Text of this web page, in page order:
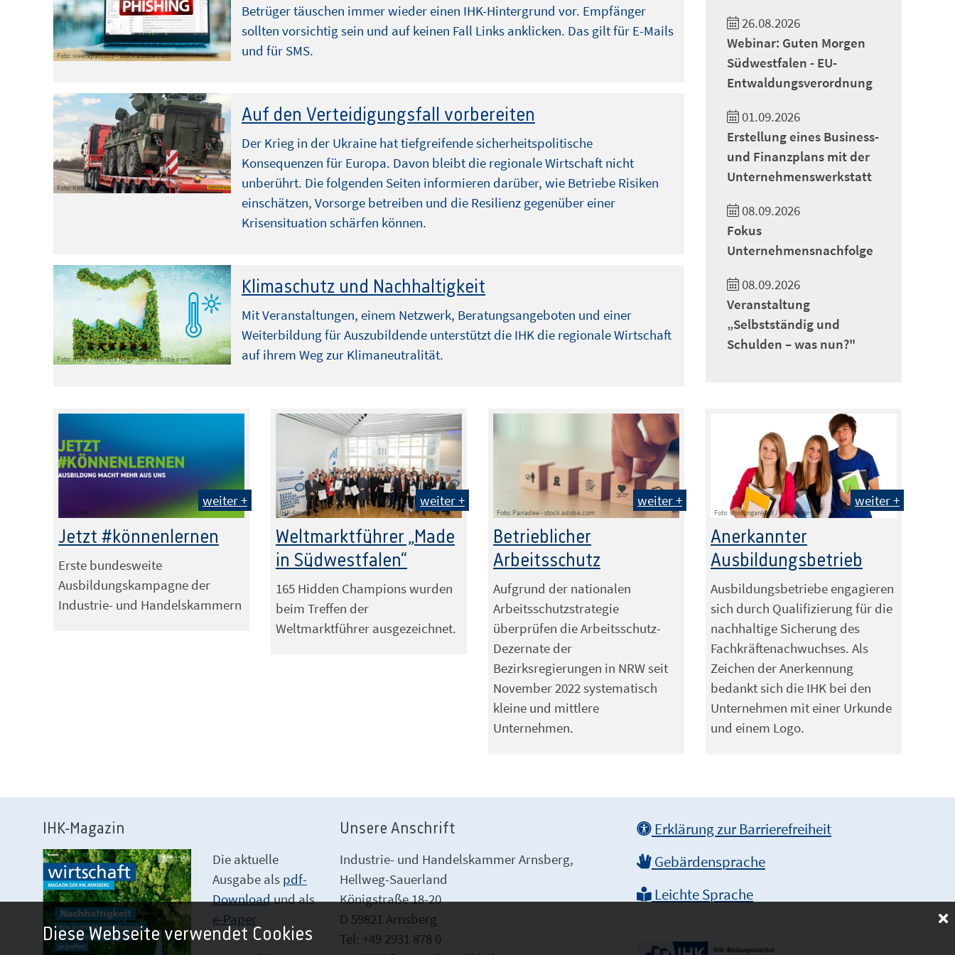
Foto: weerapat1003 - stock.adobe.com
Betrüger täuschen immer wieder einen IHK-Hintergrund vor. Empfänger
sollten vorsichtig sein und auf keinen Fall Links anklicken. Das gilt für E-Mails
und für SMS.
Foto: Kirill Gorlov – stock.adobe.com
Auf den Verteidigungsfall vorbereiten
Der Krieg in der Ukraine hat tiefgreifende sicherheitspolitische
Konsequenzen für Europa. Davon bleibt die regionale Wirtschaft nicht
unberührt. Die folgenden Seiten informieren darüber, wie Betriebe Risiken
einschätzen, Vorsorge betreiben und die Resilienz gegenüber einer
Krisensituation schärfen können.
Foto: malp / Melinda Nagy - stock.adobe.com
Klimaschutz und Nachhaltigkeit
Mit Veranstaltungen, einem Netzwerk, Beratungsangeboten und einer
Weiterbildung für Auszubildende unterstützt die IHK die regionale Wirtschaft
auf ihrem Weg zur Klimaneutralität.
26.08.2026
Webinar: Guten Morgen
Südwestfalen - EU-
Entwaldungsverordnung
01.09.2026
Erstellung eines Business-
und Finanzplans mit der
Unternehmenswerkstatt
08.09.2026
Fokus
Unternehmensnachfolge
08.09.2026
Veranstaltung
„Selbstständig und
Schulden – was nun?"
Foto: IHK
weiter +
Jetzt #könnenlernen
Erste bundesweite
Ausbildungskampagne der
Industrie- und Handelskammern
IHK Arnsberg
weiter +
Weltmarktführer „Made
in Südwestfalen“
165 Hidden Champions wurden
beim Treffen der
Weltmarktführer ausgezeichnet.
Foto: Parradee - stock.adobe.com
weiter +
Betrieblicher
Arbeitsschutz
Aufgrund der nationalen
Arbeitsschutzstrategie
überprüfen die Arbeitsschutz-
Dezernate der
Bezirksregierungen in NRW seit
November 2022 systematisch
kleine und mittlere
Unternehmen.
Foto: shootingankauf / Fotolia.com
weiter +
Anerkannter
Ausbildungsbetrieb
Ausbildungsbetriebe engagieren
sich durch Qualifizierung für die
nachhaltige Sicherung des
Fachkräftenachwuchses. Als
Zeichen der Anerkennung
bedankt sich die IHK bei den
Unternehmen mit einer Urkunde
und einem Logo.
IHK-Magazin
Die aktuelle
Ausgabe als pdf-
Downloadund als
e-Paper
Unsere Anschrift
Industrie- und Handelskammer Arnsberg,
Hellweg-Sauerland
Königstraße 18-20
D 59821 Arnsberg
Tel: +49 2931 878 0
Erklärung zur Barrierefreiheit
Gebärdensprache
Leichte Sprache
Diese Webseite verwendet Cookies